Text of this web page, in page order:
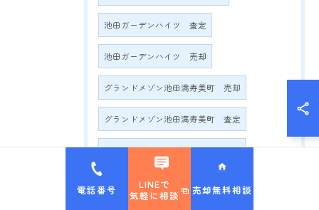
池田ガーデンハイツ 査定
池田ガーデンハイツ 売却
グランドメゾン池田満寿美町 売却
グランドメゾン池田満寿美町 査定
グランドメゾン満寿美町2016 売却
グランドメゾン満寿美町2016 査定
電話番号
LINEで
気軽に相談
売却無料相談